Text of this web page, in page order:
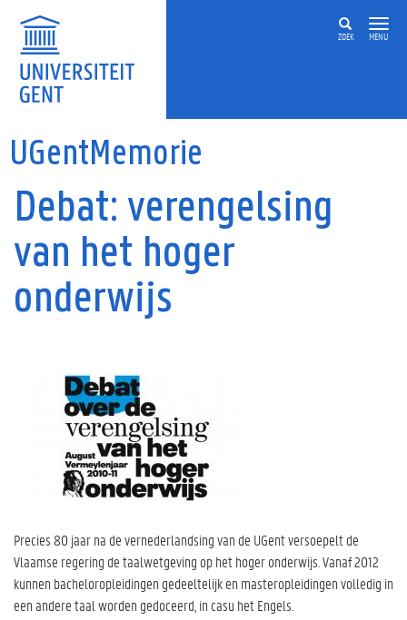
ZOEK MENU
UGentMemorie
Debat: verengelsing
van het hoger
onderwijs
Precies 80 jaar na de vernederlandsing van de UGent versoepelt de
Vlaamse regering de taalwetgeving op het hoger onderwijs. Vanaf 2012
kunnen bacheloropleidingen gedeeltelijk en masteropleidingen volledig in
een andere taal worden gedoceerd, in casu het Engels.